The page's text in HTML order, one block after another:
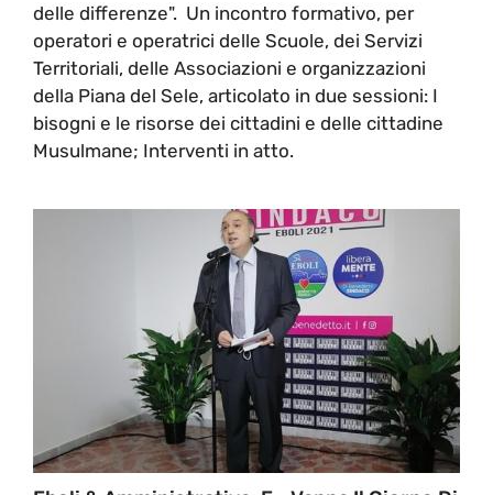
delle differenze". Un incontro formativo, per
operatori e operatrici delle Scuole, dei Servizi
Territoriali, delle Associazioni e organizzazioni
della Piana del Sele, articolato in due sessioni: I
bisogni e le risorse dei cittadini e delle cittadine
Musulmane; Interventi in atto.